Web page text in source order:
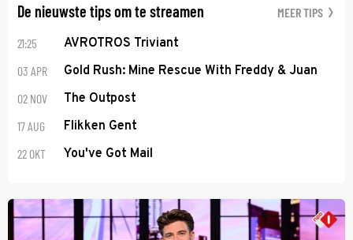
De nieuwste tips om te streamen MEER TIPS
21:25 AVROTROS Triviant
03 APR Gold Rush: Mine Rescue With Freddy & Juan
02 NOV The Outpost
17 AUG Flikken Gent
22 OKT You've Got Mail